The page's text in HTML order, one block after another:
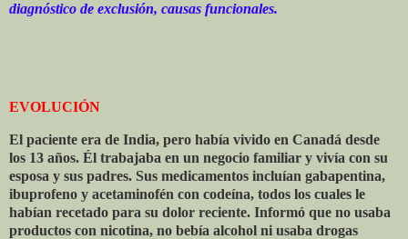
diagnóstico de exclusión, causas funcionales.
EVOLUCIÓN
El paciente era de India, pero había vivido en Canadá desde
los 13 años. Él trabajaba en un negocio familiar y vivía con su
esposa y sus padres. Sus medicamentos incluían gabapentina,
ibuprofeno y acetaminofén con codeína, todos los cuales le
habían recetado para su dolor reciente. Informó que no usaba
productos con nicotina, no bebía alcohol ni usaba drogas